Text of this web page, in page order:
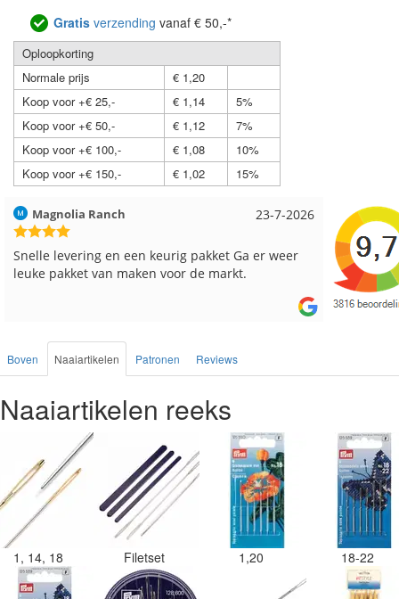
Gratis verzending vanaf € 50,-*
Oploopkorting
Normale prijs
€ 1,20
Koop voor +€ 25,-
€ 1,14
5%
Koop voor +€ 50,-
€ 1,12
7%
Koop voor +€ 100,-
€ 1,08
10%
Koop voor +€ 150,-
€ 1,02 15%
17-7-2026
Hilde uit Loyers
Reeds meerdere keren breigaren en breinaalden
besteld, altijd heel tevreden over de service.
Loes uit
Snelle
Boven Naaiartikelen Patronen Reviews
Naaiartikelen reeks
1, 14, 18 Filetset 1,20 18-22